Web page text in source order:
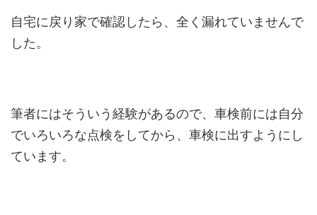
自宅に戻り家で確認したら、全く漏れていませんで
した。
筆者にはそういう経験があるので、車検前には自分
でいろいろな点検をしてから、車検に出すようにし
ています。